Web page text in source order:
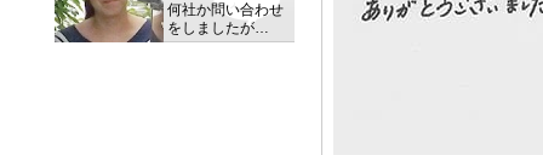
何社か問い合わせ
をしましたが…